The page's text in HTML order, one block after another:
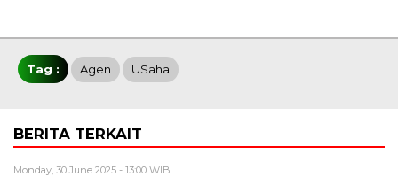
Tag : Agen USaha
BERITA TERKAIT
Monday, 30 June 2025 - 13:00 WIB